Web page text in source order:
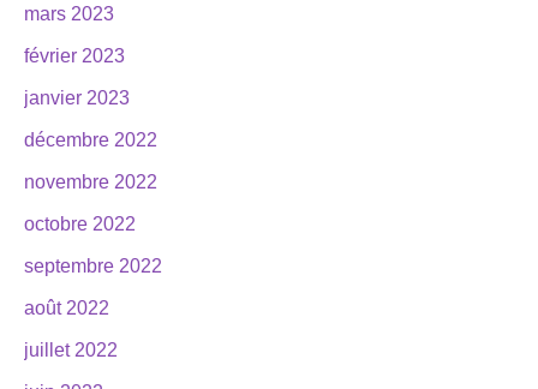
mars 2023
février 2023
janvier 2023
décembre 2022
novembre 2022
octobre 2022
septembre 2022
août 2022
juillet 2022